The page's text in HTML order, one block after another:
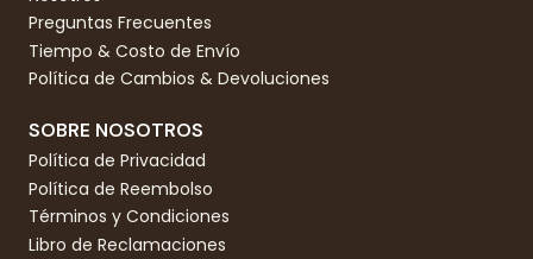
Preguntas Frecuentes
Tiempo & Costo de Envío
Política de Cambios & Devoluciones
SOBRE NOSOTROS
Política de Privacidad
Política de Reembolso
Términos y Condiciones
Libro de Reclamaciones